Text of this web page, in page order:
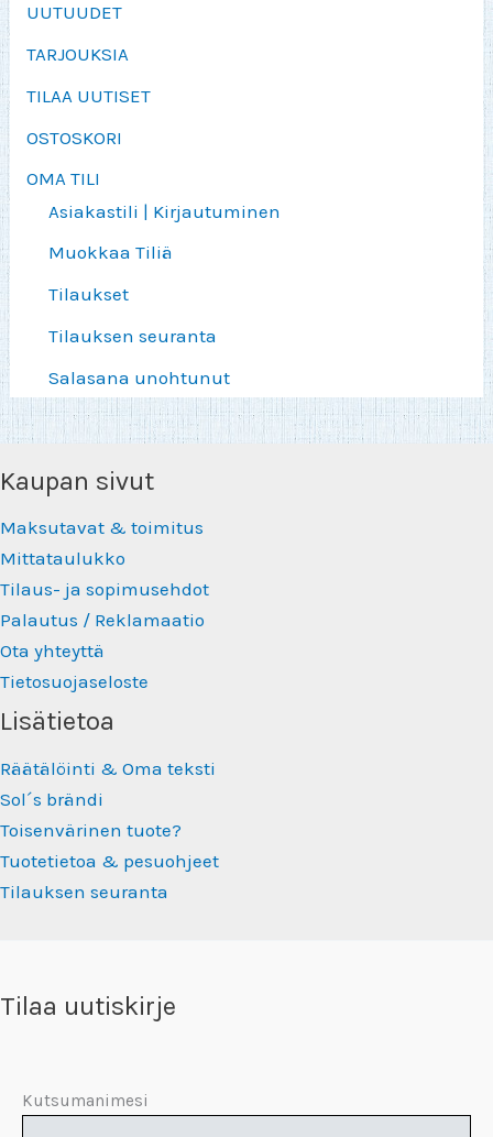
UUTUUDET
TARJOUKSIA
TILAA UUTISET
OSTOSKORI
OMA TILI
Asiakastili | Kirjautuminen
Muokkaa Tiliä
Tilaukset
Tilauksen seuranta
Salasana unohtunut
Kaupan sivut
Maksutavat & toimitus
Mittataulukko
Tilaus- ja sopimusehdot
Palautus / Reklamaatio
Ota yhteyttä
Tietosuojaseloste
Lisätietoa
Räätälöinti & Oma teksti
Sol´s brändi
Toisenvärinen tuote?
Tuotetietoa & pesuohjeet
Tilauksen seuranta
Tilaa uutiskirje
Kutsumanimesi